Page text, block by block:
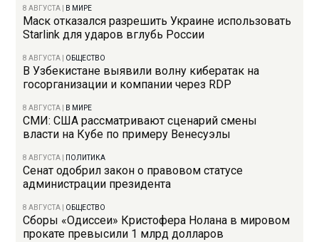
8 АВГУСТА В МИРЕ
Маск отказался разрешить Украине использовать
Starlink для ударов вглубь России
8 АВГУСТА ОБЩЕСТВО
В Узбекистане выявили волну кибератак на
госорганизации и компании через RDP
8 АВГУСТА В МИРЕ
СМИ: США рассматривают сценарий смены
власти на Кубе по примеру Венесуэлы
8 АВГУСТА ПОЛИТИКА
Сенат одобрил закон о правовом статусе
администрации президента
8 АВГУСТА ОБЩЕСТВО
Сборы «Одиссеи» Кристофера Нолана в мировом
прокате превысили 1 млрд долларов